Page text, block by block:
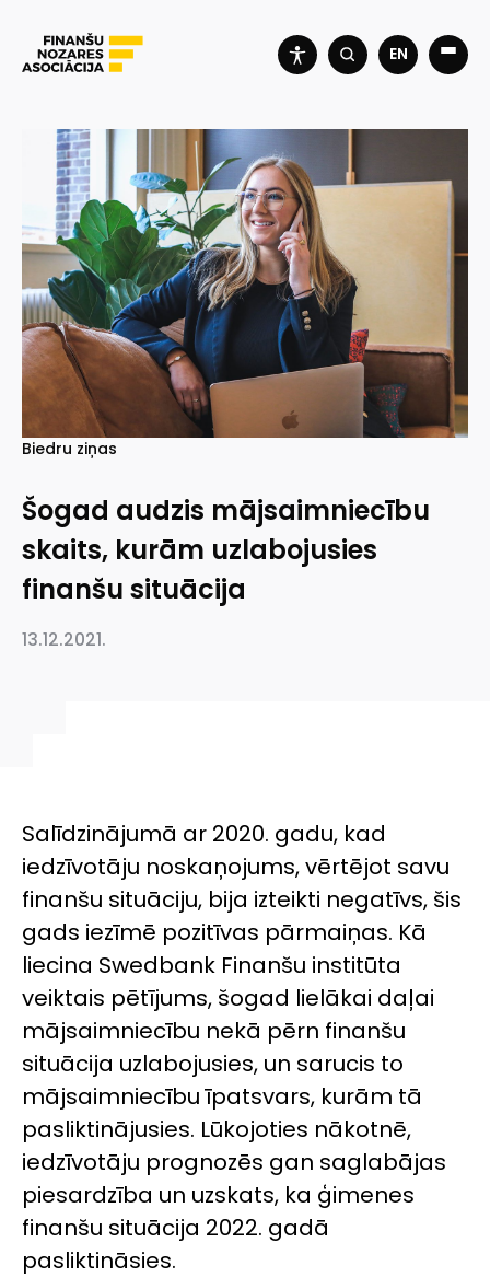
EN
Biedru ziņas
Šogad audzis mājsaimniecību
skaits, kurām uzlabojusies
finanšu situācija
13.12.2021.
Salīdzinājumā ar 2020. gadu, kad
iedzīvotāju noskaņojums, vērtējot savu
finanšu situāciju, bija izteikti negatīvs, šis
gads iezīmē pozitīvas pārmaiņas. Kā
liecina Swedbank Finanšu institūta
veiktais pētījums, šogad lielākai daļai
mājsaimniecību nekā pērn finanšu
situācija uzlabojusies, un sarucis to
mājsaimniecību īpatsvars, kurām tā
pasliktinājusies. Lūkojoties nākotnē,
iedzīvotāju prognozēs gan saglabājas
piesardzība un uzskats, ka ģimenes
finanšu situācija 2022. gadā
pasliktināsies.